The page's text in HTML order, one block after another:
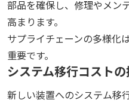
部品を確保し、修理やメン
高まります。
サプライチェーンの多様化
重要です。
システム移行コスト
新しい装置へのシステム移